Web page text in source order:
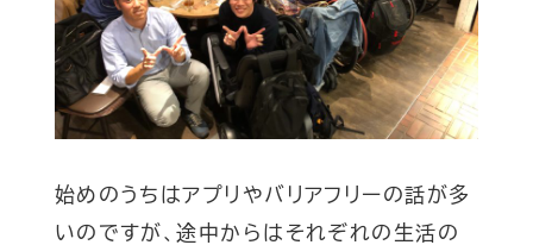
始めのうちはアプリやバリアフリーの話が多
いのですが、途中からはそれぞれの生活の